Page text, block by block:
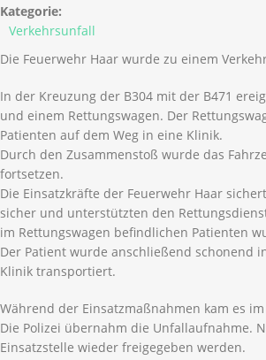
Kategorie:
Verkehrsunfall
Die Feuerwehr Haar wurde zu einem
In der Kreuzung der B304 mit der B471
und einem Rettungswagen. Der
Patienten auf dem Weg in eine Klinik.
Durch den Zusammenstoß wurde das
fortsetzen.
Die Einsatzkräfte der Feuerwehr Haar
sicher und unterstützten den
im Rettungswagen befindlichen Patienten
Der Patient wurde anschließend schonend
Klinik transportiert.
Während der Einsatzmaßnahmen kam es
Die Polizei übernahm die Unfallaufnahme.
Einsatzstelle wieder freigegeben werden.